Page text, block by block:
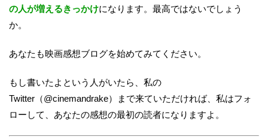
の人が増えるきっかけになります。最高ではないでしょう
か。
あなたも映画感想ブログを始めてみてください。
もし書いたよという人がいたら、私の
Twitter（@cinemandrake）まで来ていただければ、私はフォ
ローして、あなたの感想の最初の読者になりますよ。